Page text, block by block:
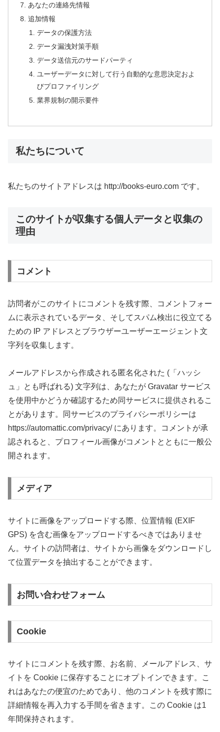
あなたの連絡先情報
追加情報
データの保護方法
データ漏洩対策手順
データ送信元のサードパーティ
ユーザーデータに対して行う自動的な意思決定およ
びプロファイリング
業界規制の開示要件
私たちについて
私たちのサイトアドレスは http://books-euro.com です。
このサイトが収集する個人データと収集の
理由
コメント
訪問者がこのサイトにコメントを残す際、コメントフォー
ムに表示されているデータ、そしてスパム検出に役立てる
ための IP アドレスとブラウザーユーザーエージェント文
字列を収集します。
メールアドレスから作成される匿名化された (「ハッシ
ュ」とも呼ばれる) 文字列は、あなたが Gravatar サービス
を使用中かどうか確認するため同サービスに提供されるこ
とがあります。同サービスのプライバシーポリシーは
https://automattic.com/privacy/ にあります。コメントが承
認されると、プロフィール画像がコメントとともに一般公
開されます。
メディア
サイトに画像をアップロードする際、位置情報 (EXIF
GPS) を含む画像をアップロードするべきではありませ
ん。サイトの訪問者は、サイトから画像をダウンロードし
て位置データを抽出することができます。
お問い合わせフォーム
Cookie
サイトにコメントを残す際、お名前、メールアドレス、サ
イトを Cookie に保存することにオプトインできます。こ
れはあなたの便宜のためであり、他のコメントを残す際に
詳細情報を再入力する手間を省きます。この Cookie は1
年間保持されます。